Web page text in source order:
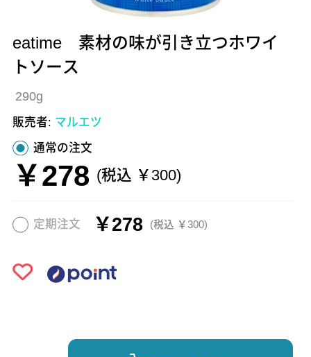
eatime 素材の味が引き立つホワイ
トソース
290g
販売者: マルエツ
通常の注文
￥278 (税込 ￥300)
定期注文 ￥278 (税込 ￥300)